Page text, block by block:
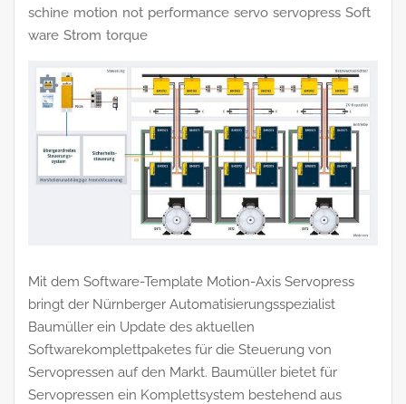
schine motion not performance servo servopress Soft
ware Strom torque
Mit dem Software-Template Motion-Axis Servopress
bringt der Nürnberger Automatisierungsspezialist
Baumüller ein Update des aktuellen
Softwarekomplettpaketes für die Steuerung von
Servopressen auf den Markt. Baumüller bietet für
Servopressen ein Komplettsystem bestehend aus